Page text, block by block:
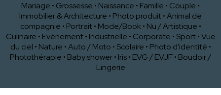
Mariage • Grossesse • Naissance • Famille • Couple •
Immobilier & Architecture • Photo produit•Animal de
compagnie • Portrait • Mode/Book • Nu / Artistique •
Culinaire • Evènement • Industrielle • Corporate • Sport •Vue
du ciel • Nature •Auto / Moto • Scolaire • Photo d'identité •
Photothérapie • Baby shower• Iris• EVG / EVJF• Boudoir /
Lingerie